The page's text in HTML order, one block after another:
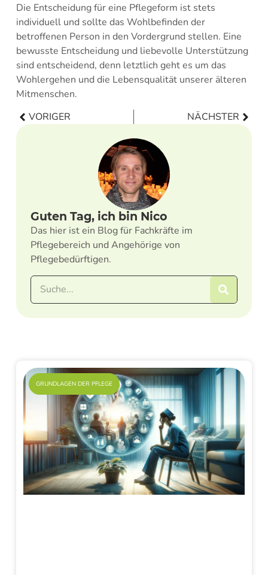
Die Entscheidung für eine Pflegeform ist stets
individuell und sollte das Wohlbefinden der
betroffenen Person in den Vordergrund stellen. Eine
bewusste Entscheidung und liebevolle Unterstützung
sind entscheidend, denn letztlich geht es um das
Wohlergehen und die Lebensqualität unserer älteren
Mitmenschen.
VORIGER
NÄCHSTER
Guten Tag, ich bin Nico
Das hier ist ein Blog für Fachkräfte im
Pflegebereich und Angehörige von
Pflegebedürftigen.
GRUNDLAGEN DER PFLEGE